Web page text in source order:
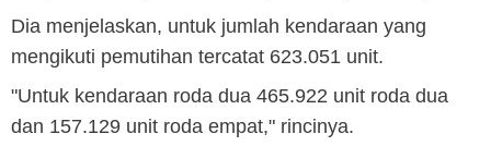
Dia menjelaskan, untuk jumlah kendaraan yang
mengikuti pemutihan tercatat 623.051 unit.
"Untuk kendaraan roda dua 465.922 unit roda dua
dan 157.129 unit roda empat," rincinya.